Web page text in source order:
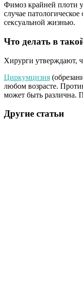
Фимоз крайней плоти у
случае
сексуальной жизнью.
Что делать в
Хирурги утверждают,
Циркумцизия
любом возрасте.
может быть различна.
Другие статьи